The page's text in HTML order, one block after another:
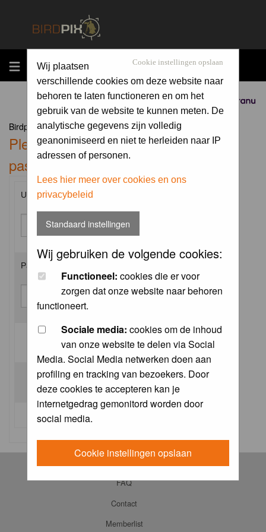
MENU
Sponsored by
Cookie instellingen opslaan
Wij plaatsen
verschillende cookies om deze website naar
behoren te laten functioneren en om het
gebruik van de website te kunnen meten. De
analytische gegevens zijn volledig
geanonimiseerd en niet te herleiden naar IP
adressen of personen.
Lees hier meer over cookies en ons
privacybeleid
Standaard instellingen
Wij gebruiken de volgende cookies:
Functioneel: cookies die er voor
zorgen dat onze website naar behoren
functioneert.
Sociale media: cookies om de inhoud
van onze website te delen via Social
Media. Social Media netwerken doen aan
profiling en tracking van bezoekers. Door
deze cookies te accepteren kan je
internetgedrag gemonitord worden door
social media.
Cookie instellingen opslaan
Birdpix.nl Forum Index
Please enter your username and
password to log in.
Username:
Password:
Log me on automatically each visit:
I forgot my password
FAQ
Contact
Memberlist